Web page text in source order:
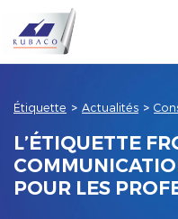
Étiquette > Actualités >
L’ÉTIQUETTE
POUR LES